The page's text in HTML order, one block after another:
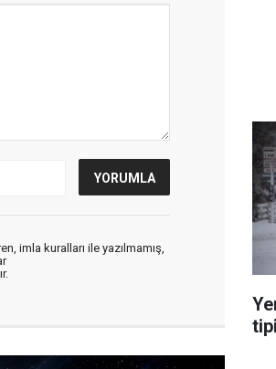
imla kuralları ile yazılmamış,